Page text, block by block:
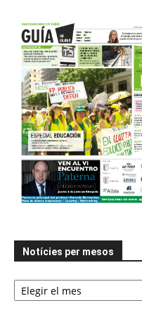
Notícies per mesos
Notícies
per